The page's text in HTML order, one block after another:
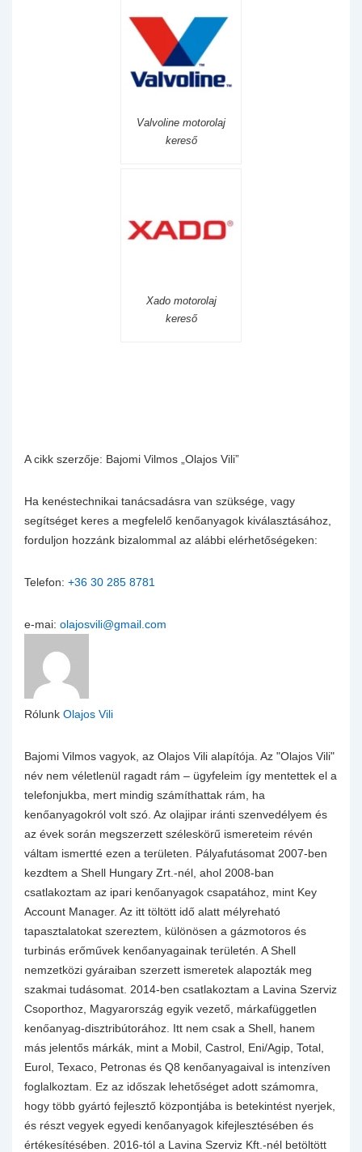
Valvoline motorolaj
kereső
Xado motorolaj
kereső
A cikk szerzője: Bajomi Vilmos „Olajos Vili”
Ha kenéstechnikai tanácsadásra van szüksége, vagy
segítséget keres a megfelelő kenőanyagok kiválasztásához,
forduljon hozzánk bizalommal az alábbi elérhetőségeken:
Telefon: +36 30 285 8781
e-mai: olajosvili@gmail.com
Rólunk Olajos Vili
Bajomi Vilmos vagyok, az Olajos Vili alapítója. Az "Olajos Vili"
név nem véletlenül ragadt rám – ügyfeleim így mentettek el a
telefonjukba, mert mindig számíthattak rám, ha
kenőanyagokról volt szó. Az olajipar iránti szenvedélyem és
az évek során megszerzett széleskörű ismereteim révén
váltam ismertté ezen a területen. Pályafutásomat 2007-ben
kezdtem a Shell Hungary Zrt.-nél, ahol 2008-ban
csatlakoztam az ipari kenőanyagok csapatához, mint Key
Account Manager. Az itt töltött idő alatt mélyreható
tapasztalatokat szereztem, különösen a gázmotoros és
turbinás erőművek kenőanyagainak területén. A Shell
nemzetközi gyáraiban szerzett ismeretek alapozták meg
szakmai tudásomat. 2014-ben csatlakoztam a Lavina Szerviz
Csoporthoz, Magyarország egyik vezető, márkafüggetlen
kenőanyag-disztribútorához. Itt nem csak a Shell, hanem
más jelentős márkák, mint a Mobil, Castrol, Eni/Agip, Total,
Eurol, Texaco, Petronas és Q8 kenőanyagaival is intenzíven
foglalkoztam. Ez az időszak lehetőséget adott számomra,
hogy több gyártó fejlesztő központjába is betekintést nyerjek,
és részt vegyek egyedi kenőanyagok kifejlesztésében és
értékesítésében. 2016-tól a Lavina Szerviz Kft.-nél betöltött